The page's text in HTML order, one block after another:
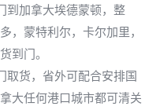
到加拿大埃德蒙顿，整
，蒙特利尔，卡尔加里，
到门。
取货，省外可配合安排国
大任何港口城市都可清关